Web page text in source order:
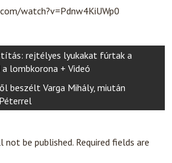
watch?v=Pdnw4KiUWp0
rejtélyes lyukakat fúrtak a
lombkorona + Videó
beszélt Varga Mihály, miután
not be published. Required fields are